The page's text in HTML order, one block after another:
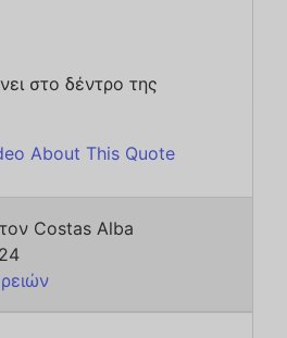
στο δέντρο της
About This Quote
Costas Alba